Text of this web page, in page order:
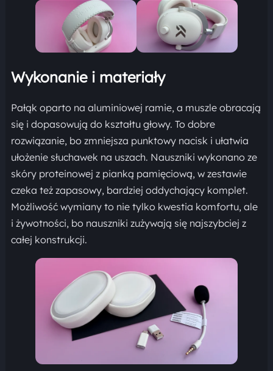
Wykonanie i materiały
Pałąk oparto na aluminiowej ramie, a muszle obracają
się i dopasowują do kształtu głowy. To dobre
rozwiązanie, bo zmniejsza punktowy nacisk i ułatwia
ułożenie słuchawek na uszach. Nauszniki wykonano ze
skóry proteinowej z pianką pamięciową, w zestawie
czeka też zapasowy, bardziej oddychający komplet.
Możliwość wymiany to nie tylko kwestia komfortu, ale
i żywotności, bo nauszniki zużywają się najszybciej z
całej konstrukcji.